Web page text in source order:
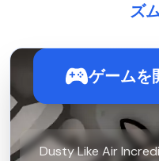
ズ
ゲームを
Dusty Like Air